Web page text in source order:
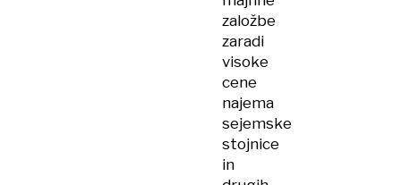
založbe
zaradi
visoke
cene
najema
sejemske
stojnice
in